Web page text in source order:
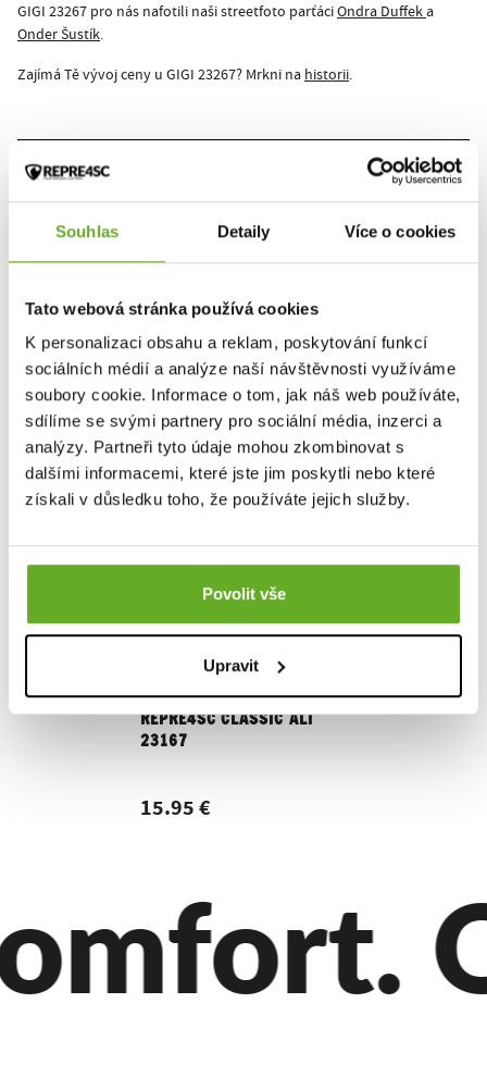
Souhlas Detaily Více o cookies
Tato webová stránka používá cookies
K personalizaci obsahu a reklam, poskytování funkcí
sociálních médií a analýze naší návštěvnosti využíváme
soubory cookie. Informace o tom, jak náš web používáte,
sdílíme se svými partnery pro sociální média, inzerci a
analýzy. Partneři tyto údaje mohou zkombinovat s
dalšími informacemi, které jste jim poskytli nebo které
získali v důsledku toho, že používáte jejich služby.
Povolit vše
Upravit
GIGI 23267 pro nás nafotili naši streetfoto parťáciOndra Duffek a
Onder Šustík.
Zajímá Tě vývoj ceny u GIGI 23267? Mrkni na historii.
This product hasn't been rated yet.
You must be logged in to submit a review.
Rate the product
RELATED PRODUCTS
Men's boxer shorts
REPRE4SC CLASSIC ALI
23167
15.95 €
Men's